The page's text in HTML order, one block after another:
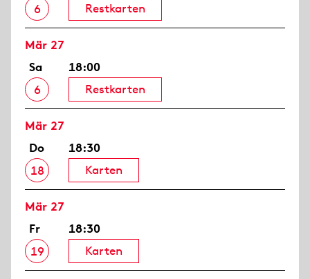
6
Restkarten
Mär 27
Sa
6
18:00
Restkarten
Mär 27
Do
18
18:30
Karten
Mär 27
Fr
19
18:30
Karten